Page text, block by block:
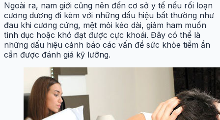
Ngoài ra, nam giới cũng nên đến cơ sở y tế nếu rối loạn
cương dương đi kèm với những dấu hiệu bất thường như
đau khi cương cứng, mệt mỏi kéo dài, giảm ham muốn
tình dục hoặc khó đạt được cực khoái. Đây có thể là
những dấu hiệu cảnh báo các vấn đề sức khỏe tiềm ẩn
cần được đánh giá kỹ lưỡng.